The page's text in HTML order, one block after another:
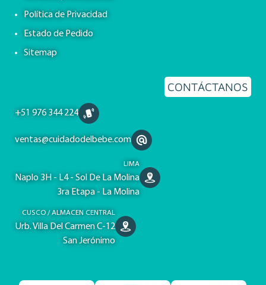
Política de Privacidad
Estado de Pedido
Sitemap
CONTÁCTANOS
+51 976 344 224
ventas@cuidadodelbebe.com
LIMA
Naplo 3H - L4 - Sol De La Molina
3ra Etapa - La Molina
CUSCO / ALMACEN CENTRAL
Urb. Villa Del Carmen C-12
San Jerónimo